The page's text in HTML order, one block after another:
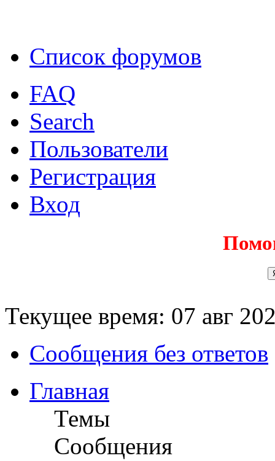
Список форумов
FAQ
Search
Пользователи
Регистрация
Вход
Текущее время: 07 авг
Сообщения без ответов
Главная
Темы
Сообщения